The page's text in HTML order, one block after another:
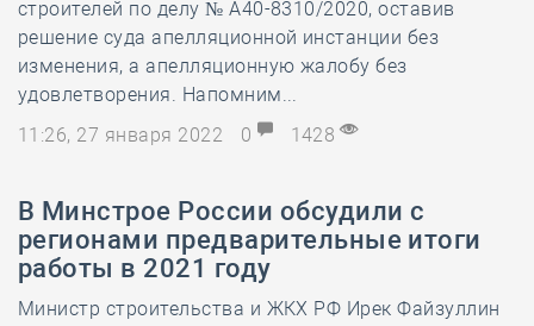
строителей по делу № А40-8310/2020, оставив
решение суда апелляционной инстанции без
изменения, а апелляционную жалобу без
удовлетворения. Напомним...
11:26, 27 января 2022
0 1428
В Минстрое России обсудили с
регионами предварительные итоги
работы в 2021 году
Министр строительства и ЖКХ РФ Ирек Файзуллин